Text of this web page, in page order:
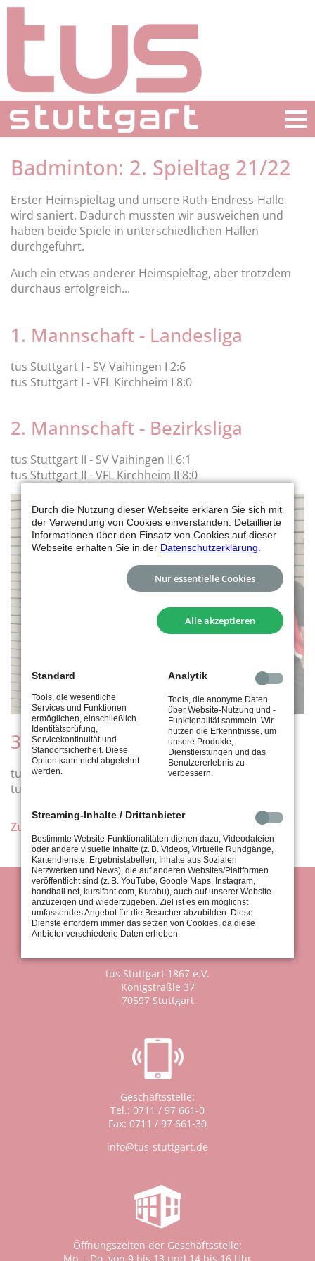
Badminton: 2. Spieltag 21/22
Erster Heimspieltag und unsere Ruth-Endress-Halle
wird saniert. Dadurch mussten wir ausweichen und
haben beide Spiele in unterschiedlichen Hallen
durchgeführt.
Auch ein etwas anderer Heimspieltag, aber trotzdem
durchaus erfolgreich...
1. Mannschaft - Landesliga
tus Stuttgart I - SV Vaihingen I 2:6
tus Stuttgart I - VFL Kirchheim I 8:0
2. Mannschaft - Bezirksliga
tus Stuttgart II - SV Vaihingen II 6:1
tus Stuttgart II - VFL Kirchheim II 8:0
3. Mannschaft - Kreisliga
tus Stuttgart III - SV Vaihingen III 7:1
tus Stuttgart III - GSV Hemmingen 6:2
Zurück
tus Stuttgart 1867 e.V.
Königsträßle 37
70597 Stuttgart
Geschäftsstelle:
Tel.: 0711 / 97 661-0
Fax: 0711 / 97 661-30
info@tus-stuttgart.de
Öffnungszeiten der Geschäftsstelle:
Durch die Nutzung dieser Webseite erklären Sie sich mit
der Verwendung von Cookies einverstanden. Detaillierte
Informationen über den Einsatz von Cookies auf dieser
Webseite erhalten Sie in der Datenschutzerklärung
Nur essentielle Cookies
Alle akzeptieren
Standard
Tools, die wesentliche
Services und Funktionen
ermöglichen, einschließlich
Identitätsprüfung,
Servicekontinuität und
Standortsicherheit. Diese
Option kann nicht abgelehnt
werden.
Analytik
Tools, die anonyme Daten
über Website-Nutzung und -
Funktionalität sammeln. Wir
nutzen die Erkenntnisse, um
unsere Produkte,
Dienstleistungen und das
Benutzererlebnis zu
verbessern.
Streaming-Inhalte / Drittanbieter
Bestimmte Website-Funktionalitäten dienen dazu, Videodateien
oder andere visuelle Inhalte (z. B. Videos, Virtuelle Rundgänge,
Kartendienste, Ergebnistabellen, Inhalte aus Sozialen
Netzwerken und News), die auf anderen Websites/Plattformen
veröffentlicht sind (z. B. YouTube, Google Maps, Instagram,
handball.net, kursifant.com, Kurabu), auch auf unserer Website
anzuzeigen und wiederzugeben. Ziel ist es ein möglichst
umfassendes Angebot für die Besucher abzubilden. Diese
Dienste erfordern immer das setzen von Cookies, da diese
Anbieter verschiedene Daten erheben.